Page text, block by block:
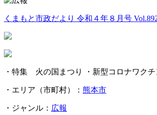
くまもと市政だより 令和４年８月号
・特集 火の国まつり ・新型コロナワク
・エリア（市町村）： 熊本市
・ジャンル： 広報